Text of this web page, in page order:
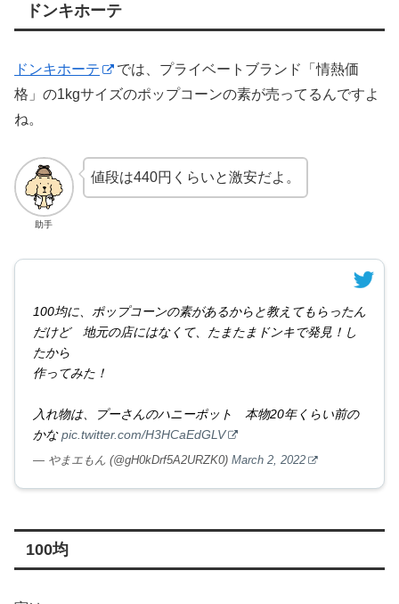
ドンキホーテ
ドンキホーテ
では、プライベートブランド「情熱価
格」の1kgサイズのポップコーンの素が売ってるんですよ
ね。
助手
値段は440円くらいと激安だよ。
100均に、ポップコーンの素があるからと教えてもらったん
だけど 地元の店にはなくて、たまたまドンキで発見！し
たから
作ってみた！
入れ物は、プーさんのハニーポット 本物20年くらい前の
かなpic.twitter.com/H3HCaEdGLV
— やまエもん (@gH0kDrf5A2URZK0) March 2, 2022
100均